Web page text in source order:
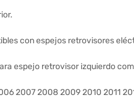
con espejos retrovisores
espejo retrovisor izquierdo
2007 2008 2009 2010 2011